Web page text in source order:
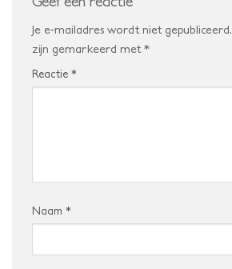
Je e-mailadres wordt niet gepubliceerd.
zijn gemarkeerd met *
Reactie *
Naam *